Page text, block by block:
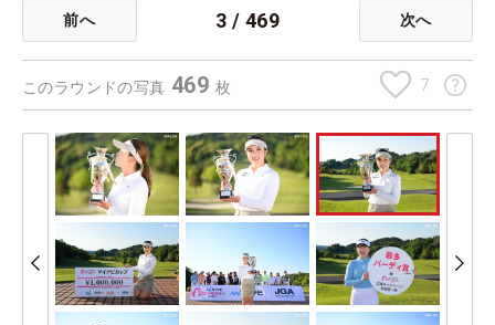
前へ 3 / 469 次へ
このラウンドの写真 469 枚 7